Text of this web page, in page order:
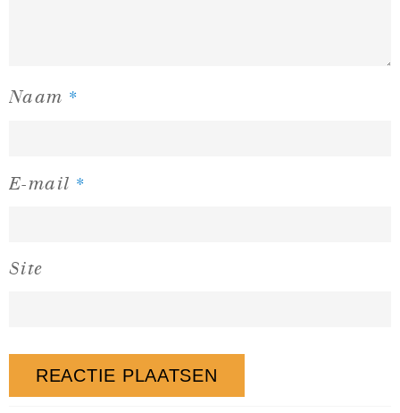
Naam *
E-mail *
Site